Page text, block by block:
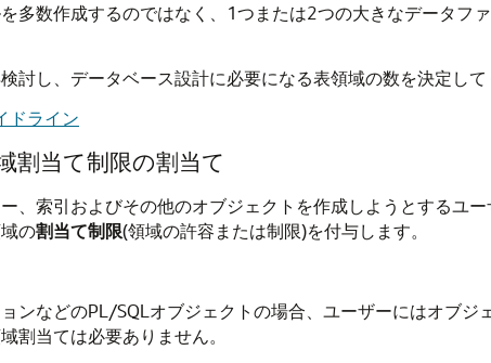
多数作成するのではなく、1つまたは2つの大きなデータフ
討し、データベース設計に必要になる表領域の数を決定して
ドライン
割当て制限の割当て
、索引およびその他のオブジェクトを作成しようとするユ
の割当て制限(領域の許容または制限)を付与します。
ンなどのPL/SQLオブジェクトの場合、ユーザーにはオブ
割当ては必要ありません。